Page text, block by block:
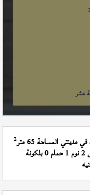
عشر
المساحة 65 متر 2
بالطابق 0 قبلي و غربي تطل على باركنج تشمل 2 نوم 1 حمام 0 بلكونة